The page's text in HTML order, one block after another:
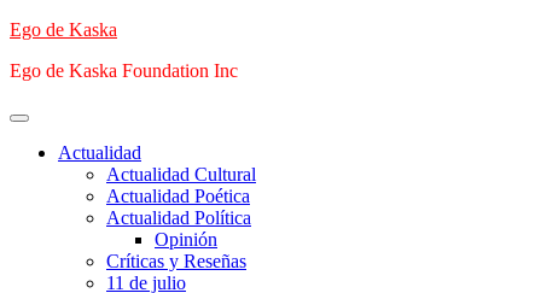
Saltar
contenido
Ego de Kaska
Ego de Kaska Foundation Inc
Menú
principalActualidad
Actualidad Cultural
Actualidad Poética
Actualidad Política
Opinión
Críticas y Reseñas
11 de julio